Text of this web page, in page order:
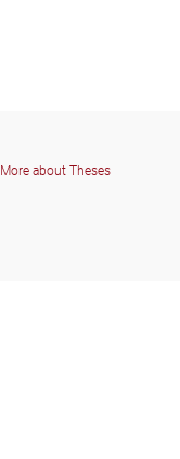
More about Theses